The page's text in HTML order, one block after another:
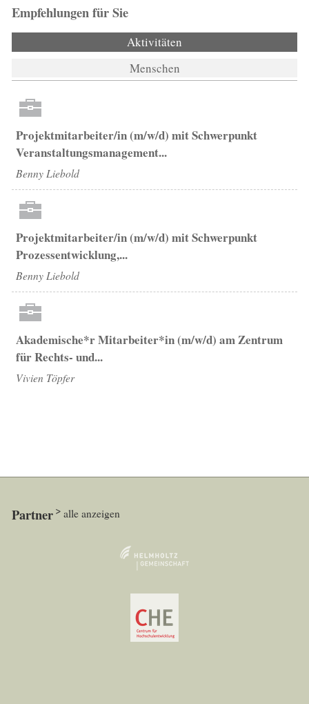
Empfehlungen für Sie
Aktivitäten
Menschen
Projektmitarbeiter/in (m/w/d) mit Schwerpunkt
Veranstaltungsmanagement...
Benny Liebold
Projektmitarbeiter/in (m/w/d) mit Schwerpunkt
Prozessentwicklung,...
Benny Liebold
Akademische*r Mitarbeiter*in (m/w/d) am Zentrum
für Rechts- und...
Vivien Töpfer
Partner alle anzeigen